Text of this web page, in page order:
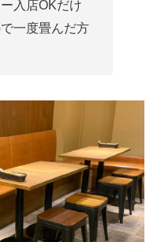
入店OKだけ
一度畳んだ方